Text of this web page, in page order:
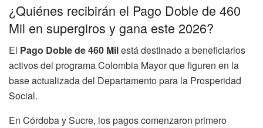
¿Quiénes recibirán el Pago Doble de 460
Mil en supergiros y gana este 2026?
El Pago Doble de 460 Milestá destinado a beneficiarios
activos del programa Colombia Mayor que figuren en la
base actualizada del Departamento para la Prosperidad
Social.
En Córdoba y Sucre, los pagos comenzaron primero